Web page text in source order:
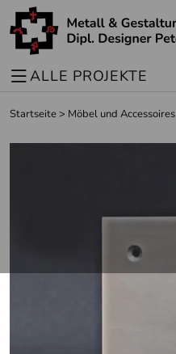
ALLE PROJEKTE
Startseite> Möbel und Accessoires